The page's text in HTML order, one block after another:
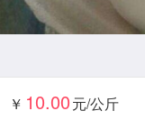
￥ 10.00元/公斤